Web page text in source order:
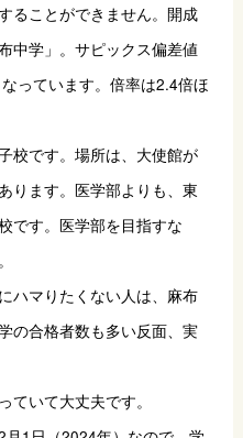
ことができません。 開成
中学」。サピックス偏差値
っています。倍率は2.4倍ほ
校です。場所は、大使館が
ります。医学部よりも、東
です。医学部を目指すな
ハマりたくない人は、麻布
の合格者数も多い反面、実
ていて大丈夫です。